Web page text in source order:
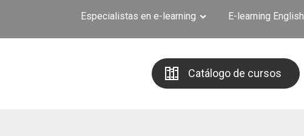
Especialistas en e-learning E-learning English
Catálogo de cursos